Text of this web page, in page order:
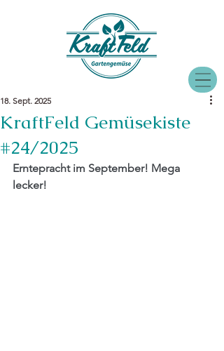
KraftFeld Gemüsekiste
#24/2025
18. Sept. 2025
Erntepracht im September! Mega
lecker!